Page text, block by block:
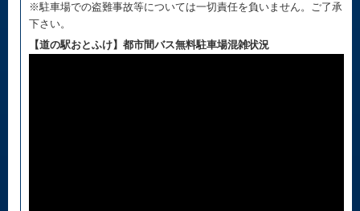
※駐車場での盗難事故等については一切責任を負いません。ご了承
下さい。
【道の駅おとふけ】都市間バス無料駐車場混雑状況